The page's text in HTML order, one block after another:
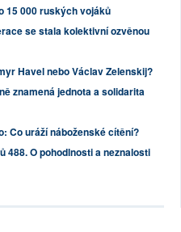
15 000 ruských vojáků
se stala kolektivní ozvěnou
Havel nebo Václav Zelenskij?
znamená jednota a solidarita
Co uráží náboženské cítění?
488. O pohodlnosti a neznalosti